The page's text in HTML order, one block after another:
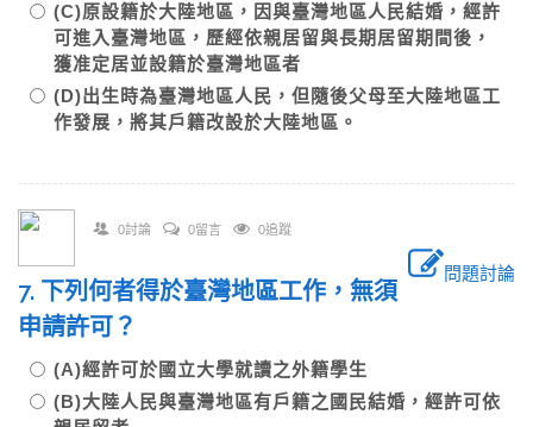
(C)原設籍於大陸地區，因與臺灣地區人民結婚，經許
可進入臺灣地區，歷經依親居留與長期居留期間後，
獲准定居並設籍於臺灣地區者
(D)出生時為臺灣地區人民，但隨後父母至大陸地區工
作發展，將其戶籍改設於大陸地區。
0討論 0留言 0追蹤
問題討論
7. 下列何者得於臺灣地區工作，無須
申請許可？
(A)經許可於國立大學就讀之外籍學生
(B)大陸人民與臺灣地區有戶籍之國民結婚，經許可依